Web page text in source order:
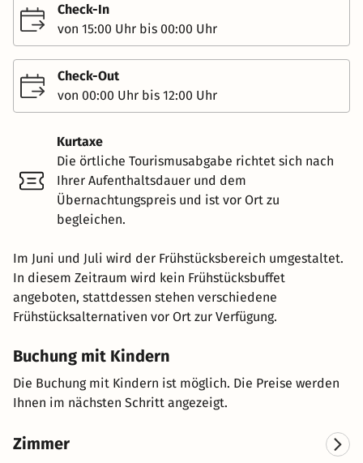
Check-In
von 15:00 Uhr bis 00:00 Uhr
Check-Out
von 00:00 Uhr bis 12:00 Uhr
Kurtaxe
Die örtliche Tourismusabgabe richtet sich nach
Ihrer Aufenthaltsdauer und dem
Übernachtungspreis und ist vor Ort zu
begleichen.
Im Juni und Juli wird der Frühstücksbereich umgestaltet.
In diesem Zeitraum wird kein Frühstücksbuffet
angeboten, stattdessen stehen verschiedene
Frühstücksalternativen vor Ort zur Verfügung.
Buchung mit Kindern
Die Buchung mit Kindern ist möglich. Die Preise werden
Ihnen im nächsten Schritt angezeigt.
Zimmer